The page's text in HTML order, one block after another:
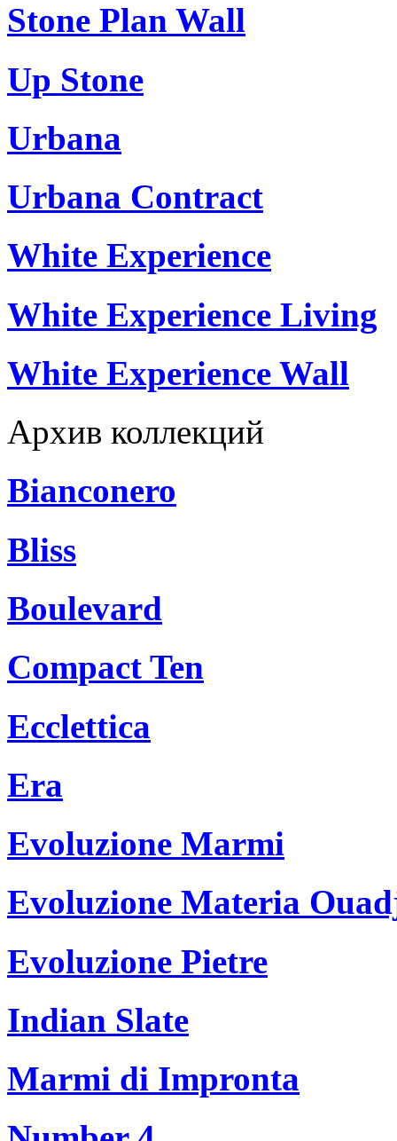
Stone Plan Wall
Up Stone
Urbana
Urbana Contract
White Experience
White Experience Living
White Experience Wall
Архив коллекций
Bianconero
Bliss
Boulevard
Compact Ten
Ecclettica
Era
Evoluzione Marmi
Evoluzione Materia
Evoluzione Pietre
Indian Slate
Marmi di Impronta